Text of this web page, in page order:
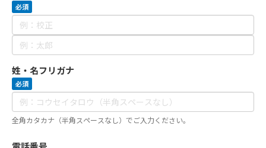
必須
姓・名フリガナ
必須
全角カタカナ（半角スペースなし）でご入力ください。